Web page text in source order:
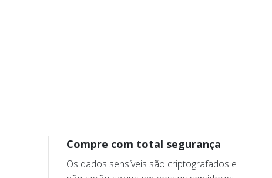
Compre com total segurança
Os dados sensíveis são criptografados e